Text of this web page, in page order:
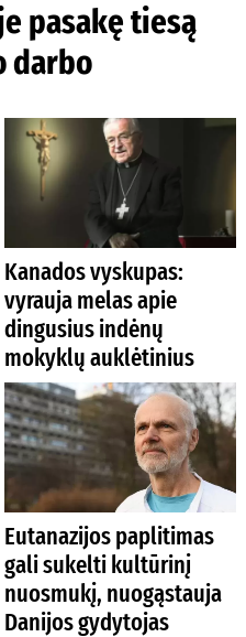
pasakę tiesą
darbo
Kanados vyskupas:
vyrauja melas apie
dingusius indėnų
mokyklų auklėtinius
Eutanazijos paplitimas
gali sukelti kultūrinį
nuosmukį, nuogąstauja
Danijos gydytojas